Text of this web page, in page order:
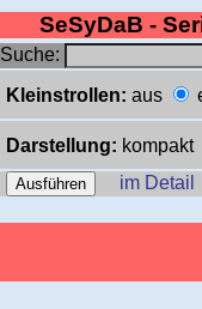
SeSyDaB -
Suche:
Kleinstrollen: aus
Darstellung: kompakt
im Detail